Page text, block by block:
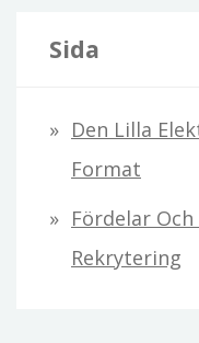
Sida
Den Lilla
Format
Fördelar
Rekrytering